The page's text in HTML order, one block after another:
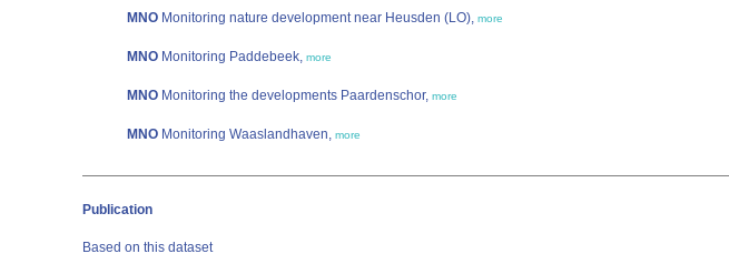
MNO Monitoring nature development near Heusden (LO), more
MNO Monitoring Paddebeek, more
MNO Monitoring the developments Paardenschor, more
MNO Monitoring Waaslandhaven, more
Publication
Based on this dataset